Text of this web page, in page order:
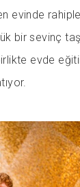
evinde
bir sevinç
evde